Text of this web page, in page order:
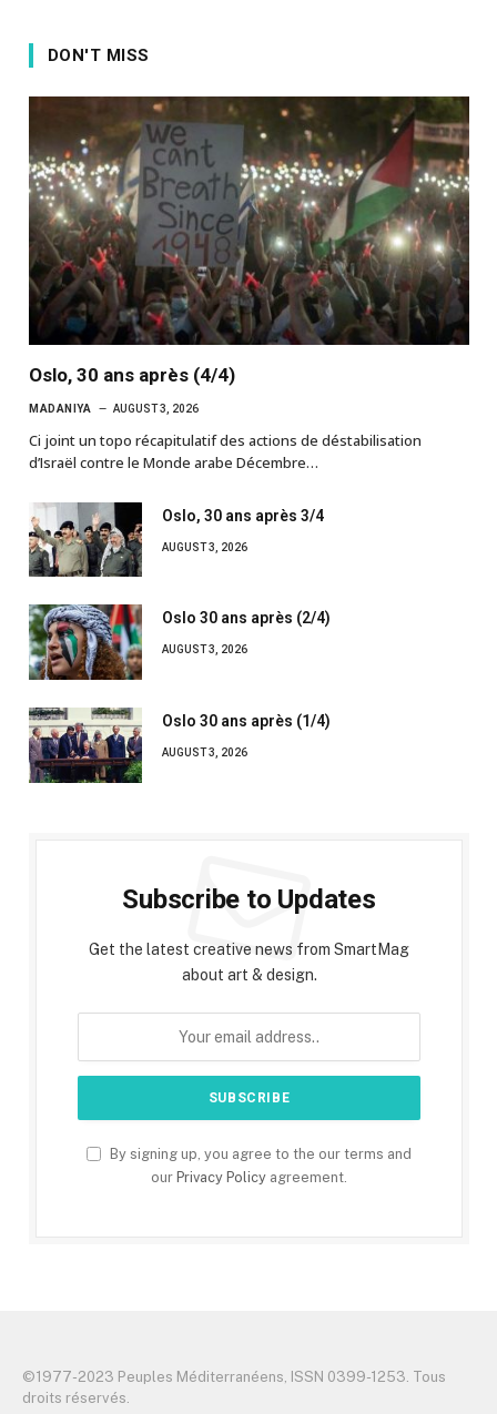
DON'T MISS
Oslo, 30 ans après (4/4)
MADANIYA AUGUST 3, 2026
Ci joint un topo récapitulatif des actions de déstabilisation
d’Israël contre le Monde arabe Décembre…
Oslo, 30 ans après 3/4
AUGUST 3, 2026
Oslo 30 ans après (2/4)
AUGUST 3, 2026
Oslo 30 ans après (1/4)
AUGUST 3, 2026
Subscribe to Updates
Get the latest creative news from SmartMag
about art & design.
By signing up, you agree to the our terms and
our Privacy Policy agreement.
©️1977-2023 Peuples Méditerranéens, ISSN 0399-1253. Tous
droits réservés.